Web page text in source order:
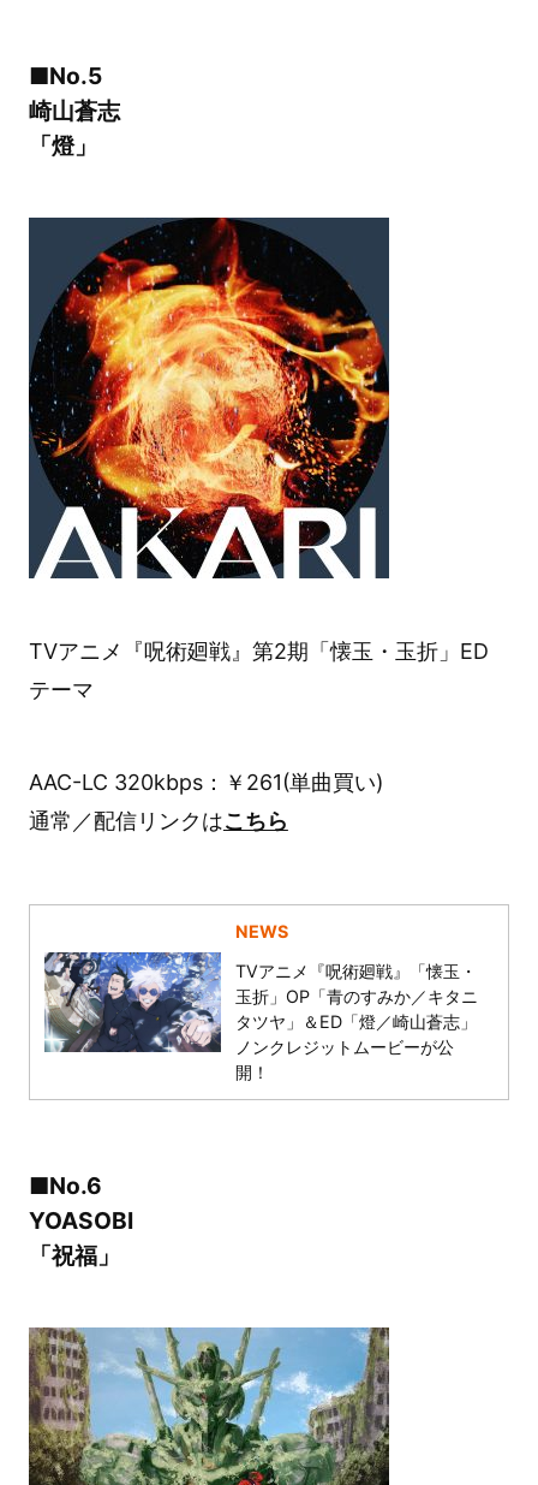
■No.5
崎山蒼志
「燈」
TVアニメ『呪術廻戦』第2期「懐玉・玉折」ED
テーマ
AAC-LC 320kbps：￥261(単曲買い)
通常／配信リンクはこちら
NEWS
TVアニメ『呪術廻戦』「懐玉・
玉折」OP「青のすみか／キタニ
タツヤ」＆ED「燈／崎山蒼志」
ノンクレジットムービーが公
開！
■No.6
YOASOBI
「祝福」